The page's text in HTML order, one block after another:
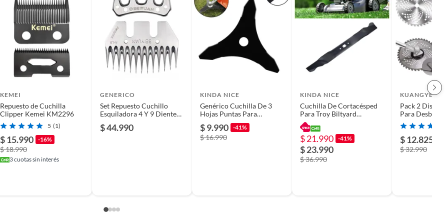
KEMEI
Repuesto de Cuchilla
Clipper Kemei KM2296
5 (1)
$ 15.990 -16%
$ 18.990
3cuotas sin interés
GENERICO
Set Repuesto Cuchillo
Esquiladora 4 Y 9 Dientes
$ 44.990
KINDA NICE
Genérico Cuchilla De 3
Hojas Puntas Para
Desbrozadora
$ 9.990 -41%
$ 16.990
KINDA NICE
Cuchilla De Cortacésped
Para Troy Biltyard
Machine 21pulgad
$ 21.990 -41%
$ 23.990
$ 36.990
KUANGYE
Pack 2 Disco
Para
Dientes
$ 12.825
$ 32.990